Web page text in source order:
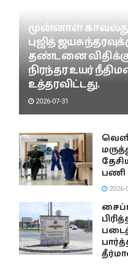
முன்னாள்
புஜித்
தண்டனை
நிரந்தர உயர்
உத்தரவிட்டது.
2026-07-31
பணி
2026-